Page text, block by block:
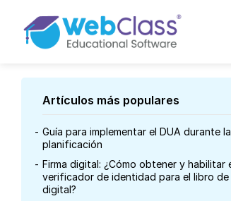
Artículos más populares
Guía para implementar el DUA durante la
planificación
Firma digital: ¿Cómo obtener y habilitar
verificador de identidad para el libro de
digital?